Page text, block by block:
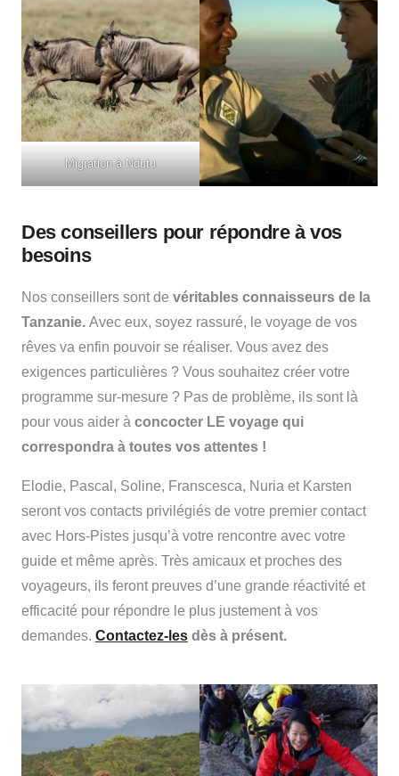
Migration à Ndutu
Des conseillers pour répondre à vos
besoins
Nos conseillers sont de véritables connaisseurs de la
Tanzanie. Avec eux, soyez rassuré, le voyage de vos
rêves va enfin pouvoir se réaliser. Vous avez des
exigences particulières ? Vous souhaitez créer votre
programme sur-mesure ? Pas de problème, ils sont là
pour vous aider à concocter LE voyage qui
correspondra à toutes vos attentes !
Elodie, Pascal, Soline, Franscesca, Nuria et Karsten
seront vos contacts privilégiés de votre premier contact
avec Hors-Pistes jusqu’à votre rencontre avec votre
guide et même après. Très amicaux et proches des
voyageurs, ils feront preuves d’une grande réactivité et
efficacité pour répondre le plus justement à vos
demandes. Contactez-les dès à présent.